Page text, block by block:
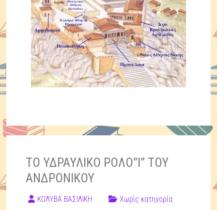
ΤΟ ΥΔΡΑΥΛΙΚΟ ΡΟΛΟ”I” ΤΟΥ
ΑΝΔΡΟΝΙΚΟΥ
ΚΟΛΥΒΑ ΒΑΣΙΛΙΚΗ Χωρίς κατηγορία